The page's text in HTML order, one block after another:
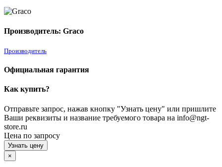
Производитель: Graco
Производитель
Официальная гарантия
Как купить?
Отправьте запрос, нажав кнопку "Узнать цену" или пришлите
Ваши реквизиты и название требуемого товара на info@ngt-
store.ru
Цена по запросу
Узнать цену
×